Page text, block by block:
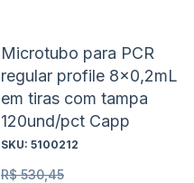
Microtubo para PCR
regular profile 8x0,2mL
em tiras com tampa
120und/pct Capp
SKU: 5100212
R$ 530,45